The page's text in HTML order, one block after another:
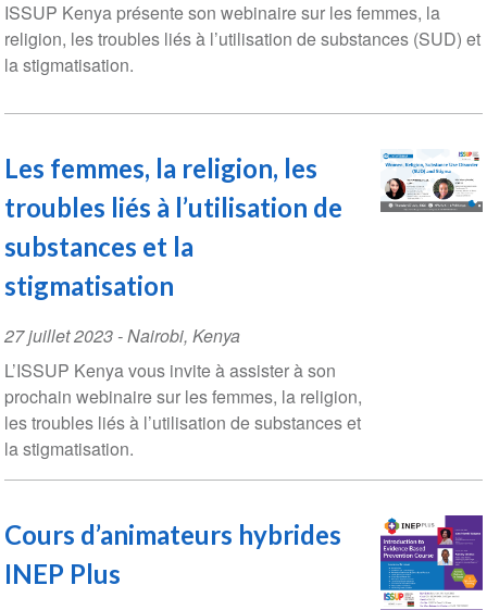
ISSUP Kenya présente son webinaire sur les femmes, la
religion, les troubles liés à l’utilisation de substances (SUD) et
la stigmatisation.
Les femmes, la religion, les
troubles liés à l’utilisation de
substances et la
stigmatisation
Event
Date
27 juillet 2023-Nairobi, Kenya
L’ISSUP Kenya vous invite à assister à son
prochain webinaire sur les femmes, la religion,
les troubles liés à l’utilisation de substances et
la stigmatisation.
Cours d’animateurs hybrides
INEP Plus